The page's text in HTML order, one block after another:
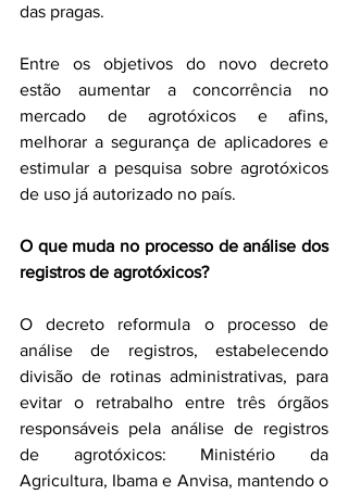
das pragas.
Entre os objetivos do novo decreto
estão aumentar a concorrência no
mercado de agrotóxicos e afins,
melhorar a segurança de aplicadores e
estimular a pesquisa sobre agrotóxicos
de uso já autorizado no país.
O que muda no processo de análise dos
registros de agrotóxicos?
O decreto reformula o processo de
análise de registros, estabelecendo
divisão de rotinas administrativas, para
evitar o retrabalho entre três órgãos
responsáveis pela análise de registros
de agrotóxicos: Ministério da
Agricultura, Ibama e Anvisa, mantendo o